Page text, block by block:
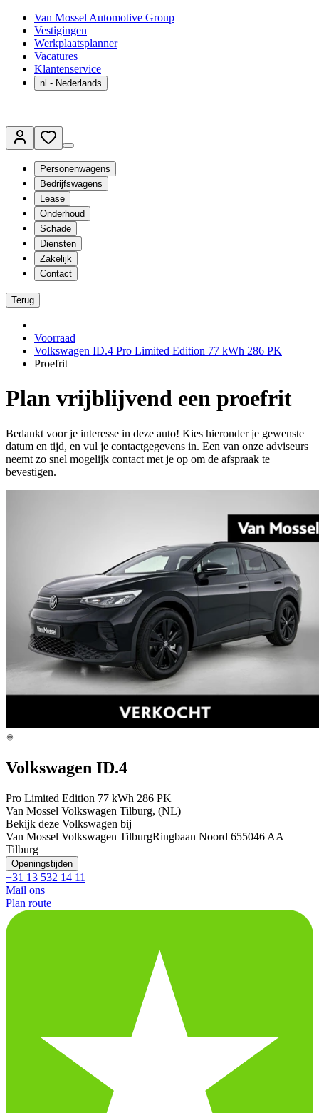
Van Mossel Automotive Group
Vestigingen
Werkplaatsplanner
Vacatures
Klantenservice
nl - Nederlands
Personenwagens
Bedrijfswagens
Lease
Onderhoud
Schade
Diensten
Zakelijk
Contact
Terug
Voorraad
Volkswagen ID.4 Pro Limited Edition 77 kWh 286 PK
Proefrit
Plan vrijblijvend een proefrit
Bedankt voor je interesse in deze auto! Kies hieronder je gewenste
datum en tijd, en vul je contactgegevens in. Een van onze adviseurs
neemt zo snel mogelijk contact met je op om de afspraak te
bevestigen.
Volkswagen ID.4
Pro Limited Edition 77 kWh 286 PK
Van Mossel Volkswagen Tilburg, (NL)
Bekijk deze Volkswagen bij
Van Mossel Volkswagen TilburgRingbaan Noord 655046 AA
Tilburg
Openingstijden
+31 13 532 14 11
Mail ons
Plan route